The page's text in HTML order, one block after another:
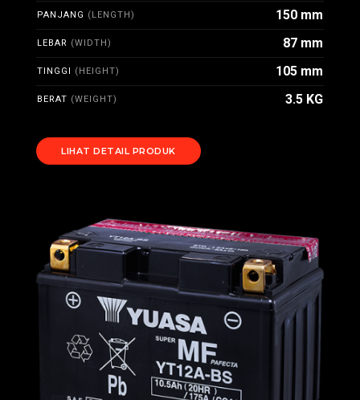
PANJANG (LENGTH) 150 mm
LEBAR (WIDTH) 87 mm
TINGGI (HEIGHT) 105 mm
BERAT (WEIGHT) 3.5 KG
LIHAT DETAIL PRODUK